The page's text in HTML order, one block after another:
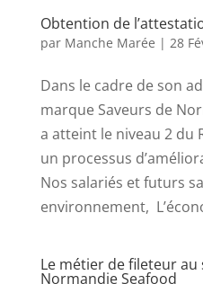
Obtention de
par Manche Marée | 28
Dans le cadre de son
marque Saveurs de
a atteint le niveau 2 du
un processus
Nos salariés et futurs
environnement,
Le métier de fileteur
Normandie Seafood